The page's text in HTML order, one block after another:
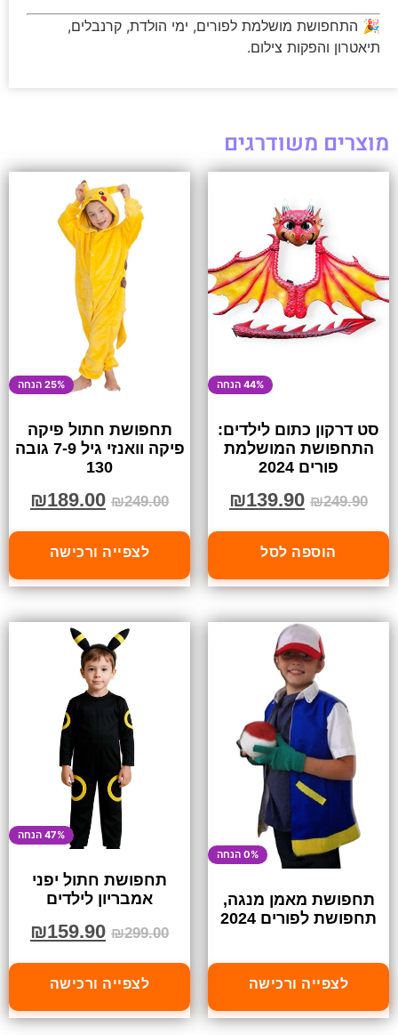
🎉 התחפושת מושלמת לפורים, ימי הולדת, קרנבלים,
תיאטרון והפקות צילום.
מוצרים משודרגים
44% הנחה
סט דרקון כתום לילדים:
התחפושת המושלמת
פורים 2024
₪249.90
₪139.90
הוספה לסל
25% הנחה
תחפושת חתול פיקה
פיקה וואנזי גיל 7-9 גובה
130
₪249.00
₪189.00
לצפייה ורכישה
0% הנחה
תחפושת מאמן מנגה,
תחפושת לפורים 2024
לצפייה ורכישה
47% הנחה
תחפושת חתול יפני
אמבריון לילדים
₪299.00
₪159.90
לצפייה ורכישה